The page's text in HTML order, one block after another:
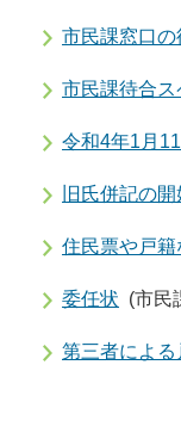
市民課窓口
市民課待合
令和4年1月
旧氏併記の
住民票や戸
委任状 (市民
第三者によ